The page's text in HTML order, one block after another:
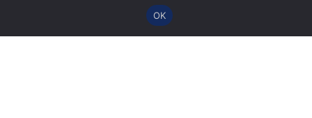
águas turvas:
OK